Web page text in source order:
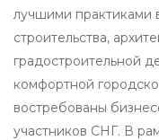
лучшими практиками
строительства,
градостроительной
комфортной
востребованы
участников СНГ. В